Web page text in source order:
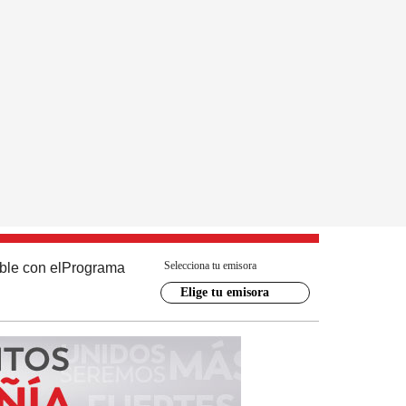
con el Programa Selecciona tu emisora
Elige tu emisora